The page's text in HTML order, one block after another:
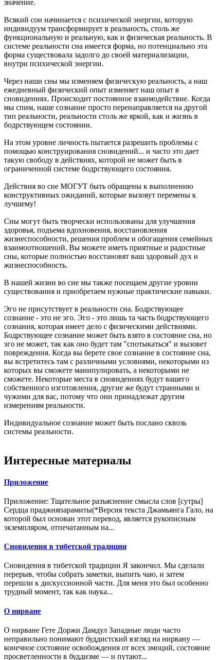
значение.
Всякий сон начинается с психической энергии, которую
индивидуум трансформирует в реальность, столь же
функциональную и реальную, как и физическая реальность. В
системе реальности сна имеется форма, но потенциально эта
форма существовала задолго до своей материализации,
внутри психической энергии.
Через наши сны мы изменяем физическую реальность, а наш
ежедневный физический опыт изменяет наш опыт в
сновидениях. Происходит постоянное взаимодействие. Когда
мы спим, наше сознание просто перенаправляется на другой
тип реальности, реальности столь же яркой, как и жизнь в
бодрствующем состоянии.
На этом уровне личность пытается разрешить проблемы с
помощью конструирования сновидений... и часто это дает
такую свободу в действиях, которой не может быть в
ограниченной системе бодрствующего состояния.
Действия во сне МОГУТ быть обращены к выполнению
конструктивных ожиданий, которые вызовут перемены к
лучшему!
Сны могут быть творчески использованы для улучшения
здоровья, подъема вдохновения, восстановления
жизнеспособности, решения проблем и обогащения семейных
взаимоотношений. Вы можете иметь приятные и радостные
сны, которые полностью восстановят ваш здоровый дух и
жизнеспособность.
В нашей жизни во сне мы также посещаем другие уровни
существования и приобретаем нужные практические навыки.
Эго не присутствует в реальности сна. Бодрствующее
сознание - это не эго. Эго - это лишь та часть бодрствующего
сознания, которая имеет дело с физическими действиями.
Бодрствующее сознание может быть взято в состояние сна, но
эго не может, так как оно будет там "спотыкаться" и вызовет
повреждения. Когда вы берете свое сознание в состояние сна,
вы встретитесь там с различными условиями, некоторыми из
которых вы сможете манипулировать, а некоторыми не
сможете. Некоторые места в сновидениях будут вашего
собственного изготовления, другие же будут странными и
чужими для вас, потому что они принадлежат другим
измерениям реальности.
Индивидуальное сознание может быть послано сквозь
системы реальности.
Интересные материалы
Приложение
Приложение: Тщательное разъяснение смысла слов [сутры]
Сердца праджняпарамиты(*Версия текста Джамьянга Гало, на
которой был основан этот перевод, является рукописным
экземпляром, отпечатанным на...
Сновидения в тибетской традиции
Сновидения в тибетской традиции Я закончил. Мы сделали
перерыв, чтобы собрать заметки, выпить чаю, и затем
перешли к дискуссионной части. Для меня это был особенно
трудный момент, так как наука...
О нирване
О нирване Гете Доржи Дамдул Западные люди часто
неправильно понимают буддистский взгляд на нирвану —
конечное состояние освобождения от всех эмоций, состояние
просветленности в буддизме — и путают...